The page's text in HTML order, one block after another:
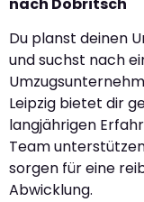
Du planst deinen
und suchst nach
Leipzig bietet dir
langjährigen
Team
sorgen für eine
Abwicklung.